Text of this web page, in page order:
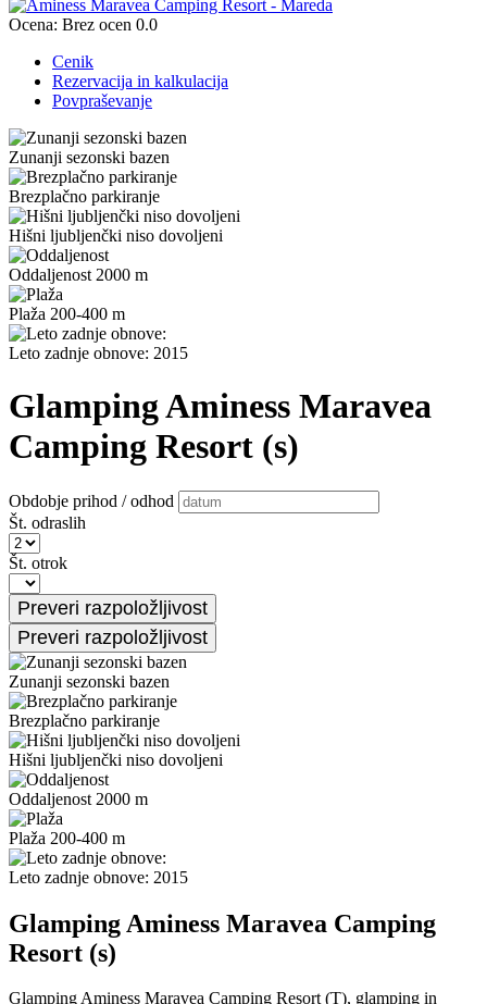
Ocena: Brez ocen 0.0
Cenik
Rezervacija in kalkulacija
Povpraševanje
Zunanji sezonski bazen
Brezplačno parkiranje
Hišni ljubljenčki niso dovoljeni
Oddaljenost 2000 m
Plaža 200-400 m
Leto zadnje obnove: 2015
Glamping Aminess Maravea
Camping Resort (s)
Obdobje prihod / odhod
Št. odraslih
Št. otrok
Zunanji sezonski bazen
Brezplačno parkiranje
Hišni ljubljenčki niso dovoljeni
Oddaljenost 2000 m
Plaža 200-400 m
Leto zadnje obnove: 2015
Glamping Aminess Maravea Camping
Resort (s)
Glamping Aminess Maravea Camping Resort (T), glamping in